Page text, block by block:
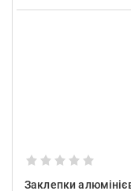
Заклепки